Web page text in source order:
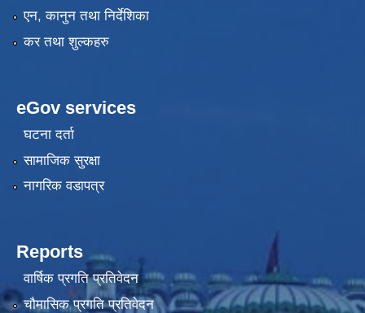
एन, कानुन तथा निर्देशिका
कर तथा शुल्कहरु
eGov services
घटना दर्ता
सामाजिक सुरक्षा
नागरिक वडापत्र
Reports
वार्षिक प्रगति प्रतिवेदन
चौमासिक प्रगति प्रतिवेदन